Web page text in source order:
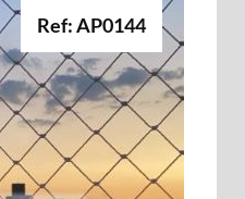
Ref: AP0144